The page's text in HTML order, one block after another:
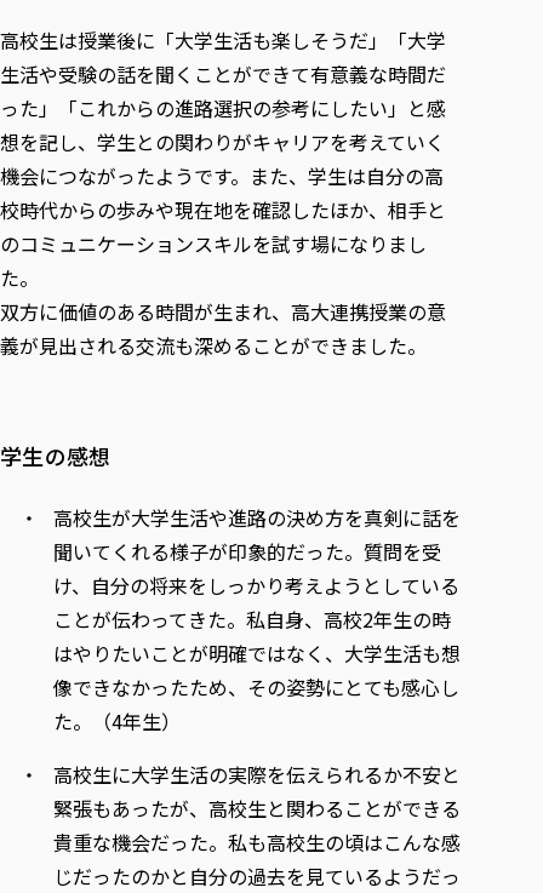
高校生は授業後に「大学生活も楽しそうだ」「大学
生活や受験の話を聞くことができて有意義な時間だ
った」「これからの進路選択の参考にしたい」と感
想を記し、学生との関わりがキャリアを考えていく
機会につながったようです。また、学生は自分の高
校時代からの歩みや現在地を確認したほか、相手と
のコミュニケーションスキルを試す場になりまし
た。
双方に価値のある時間が生まれ、高大連携授業の意
義が見出される交流も深めることができました。
学生の感想
高校生が大学生活や進路の決め方を真剣に話を
聞いてくれる様子が印象的だった。質問を受
け、自分の将来をしっかり考えようとしている
ことが伝わってきた。私自身、高校2年生の時
はやりたいことが明確ではなく、大学生活も想
像できなかったため、その姿勢にとても感心し
た。（4年生）
高校生に大学生活の実際を伝えられるか不安と
緊張もあったが、高校生と関わることができる
貴重な機会だった。私も高校生の頃はこんな感
じだったのかと自分の過去を見ているようだっ